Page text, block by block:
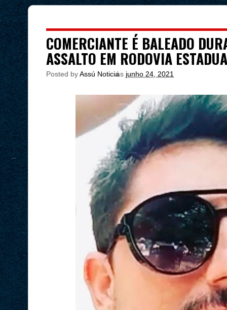
COMERCIANTE É BALEADO
ASSALTO EM RODOVIA
Posted byAssú Noticia
às junho 24, 2021